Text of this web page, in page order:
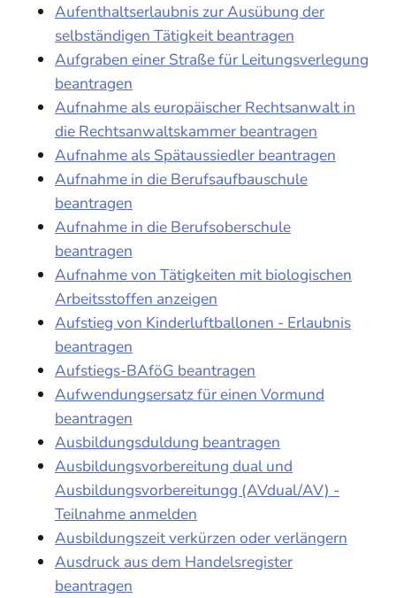
Aufenthaltserlaubnis zur Ausübung der
selbständigen Tätigkeit beantragen
Aufgraben einer Straße für Leitungsverlegung
beantragen
Aufnahme als europäischer Rechtsanwalt in
die Rechtsanwaltskammer beantragen
Aufnahme als Spätaussiedler beantragen
Aufnahme in die Berufsaufbauschule
beantragen
Aufnahme in die Berufsoberschule
beantragen
Aufnahme von Tätigkeiten mit biologischen
Arbeitsstoffen anzeigen
Aufstieg von Kinderluftballonen - Erlaubnis
beantragen
Aufstiegs-BAföG beantragen
Aufwendungsersatz für einen Vormund
beantragen
Ausbildungsduldung beantragen
Ausbildungsvorbereitung dual und
Ausbildungsvorbereitungg (AVdual/AV) -
Teilnahme anmelden
Ausbildungszeit verkürzen oder verlängern
Ausdruck aus dem Handelsregister
beantragen